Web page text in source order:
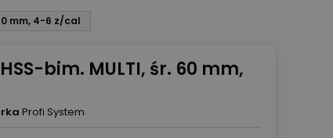
mm, 4-6 z/cal
bim. MULTI, śr. 60 mm,
Profi System